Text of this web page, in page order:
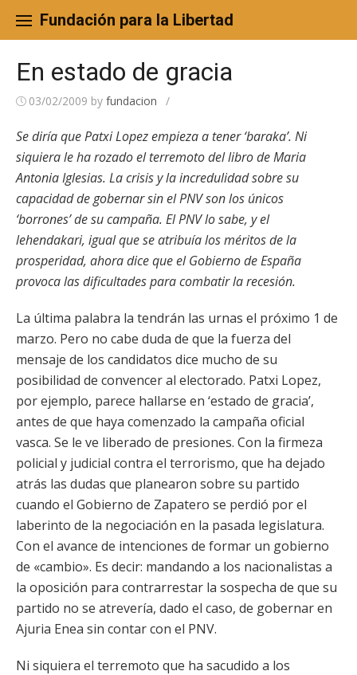
content
Fundación para la Libertad
En estado de gracia
03/02/2009 by fundacion /
Se diría que Patxi Lopez empieza a tener ‘baraka’. Ni
siquiera le ha rozado el terremoto del libro de Maria
Antonia Iglesias. La crisis y la incredulidad sobre su
capacidad de gobernar sin el PNV son los únicos
‘borrones’ de su campaña. El PNV lo sabe, y el
lehendakari, igual que se atribuía los méritos de la
prosperidad, ahora dice que el Gobierno de España
provoca las dificultades para combatir la recesión.
La última palabra la tendrán las urnas el próximo 1 de
marzo. Pero no cabe duda de que la fuerza del
mensaje de los candidatos dice mucho de su
posibilidad de convencer al electorado. Patxi Lopez,
por ejemplo, parece hallarse en ‘estado de gracia’,
antes de que haya comenzado la campaña oficial
vasca. Se le ve liberado de presiones. Con la firmeza
policial y judicial contra el terrorismo, que ha dejado
atrás las dudas que planearon sobre su partido
cuando el Gobierno de Zapatero se perdió por el
laberinto de la negociación en la pasada legislatura.
Con el avance de intenciones de formar un gobierno
de «cambio». Es decir: mandando a los nacionalistas a
la oposición para contrarrestar la sospecha de que su
partido no se atrevería, dado el caso, de gobernar en
Ajuria Enea sin contar con el PNV.
Ni siquiera el terremoto que ha sacudido a los